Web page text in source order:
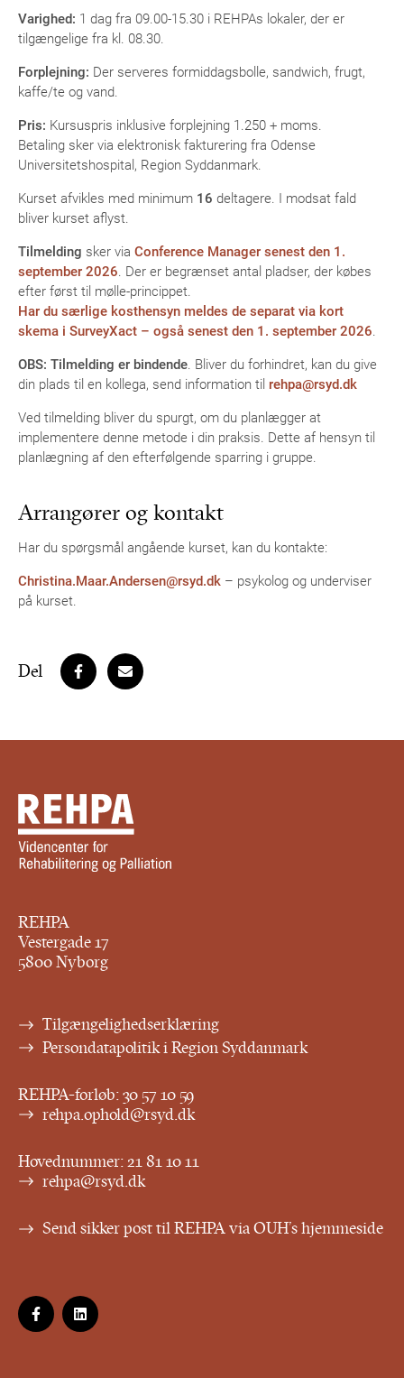
Varighed: 1 dag fra 09.00-15.30 i REHPAs lokaler, der er
tilgængelige fra kl. 08.30.
Forplejning: Der serveres formiddagsbolle, sandwich, frugt,
kaffe/te og vand.
Pris: Kursuspris inklusive forplejning 1.250 + moms.
Betaling sker via elektronisk fakturering fra Odense
Universitetshospital, Region Syddanmark.
Kurset afvikles med minimum 16 deltagere. I modsat fald
bliver kurset aflyst.
Tilmelding sker via Conference Manager senest den 1.
september 2026 . Der er begrænset antal pladser, der købes
efter først til mølle-princippet.
Har du særlige kosthensyn meldes de separat via kort
skema i SurveyXact – også senest den 1. september 2026
OBS: Tilmelding er bindende . Bliver du forhindret, kan du give
din plads til en kollega, send information til rehpa@rsyd.dk
Ved tilmelding bliver du spurgt, om du planlægger at
implementere denne metode i din praksis. Dette af hensyn til
planlægning af den efterfølgende sparring i gruppe.
Arrangører og kontakt
Har du spørgsmål angående kurset, kan du kontakte:
Christina.Maar.Andersen@rsyd.dk – psykolog og underviser
på kurset.
Del
REHPA
Vestergade 17
5800 Nyborg
Tilgængelighedserklæring
Persondatapolitik i Region Syddanmark
REHPA-forløb:30 57 10 59
rehpa.ophold@rsyd.dk
Hovednummer:21 81 10 11
rehpa@rsyd.dk
Send sikker post til REHPA via OUH’s hjemmeside